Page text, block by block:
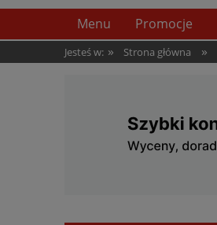
Menu Promocje
Jesteś w: » Strona główna »